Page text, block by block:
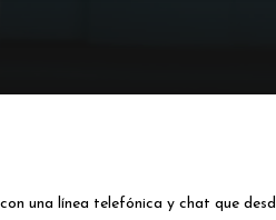
una línea telefónica y chat que